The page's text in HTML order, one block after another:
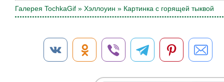
Галерея TochkaGif » Хэллоуин » Картинка с горящей тыквой